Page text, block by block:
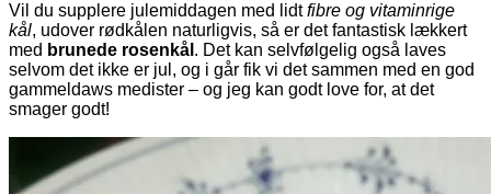
Vil du supplere julemiddagen med lidtfibre og vitaminrige
kål, udover rødkålen naturligvis, så er det fantastisk lækkert
med brunede rosenkål . Det kan selvfølgelig også laves
selvom det ikke er jul, og i går fik vi det sammen med en god
gammeldaws medister – og jeg kan godt love for, at det
smager godt!